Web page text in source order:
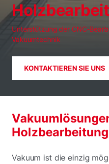
Unterstützung der CNC-
Vakuumtechnik
KONTAKTIEREN SIE UNS
Holzbearbeitung
Vakuum ist die einzig